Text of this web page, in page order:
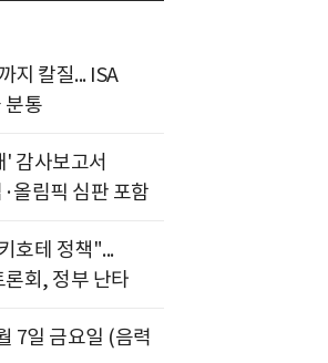
지 칼질... ISA
분통
감사보고서
올림픽 심판 포함
호테 정책"...
회, 정부 난타
7일 금요일 (음력